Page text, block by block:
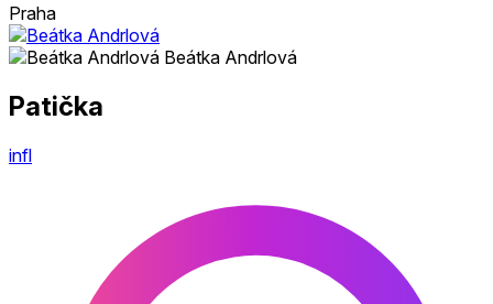
Praha
Beátka Andrlová
Patička
infl